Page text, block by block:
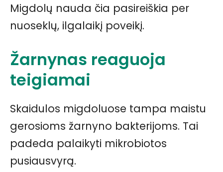
Migdolų nauda čia pasireiškia per
nuoseklų, ilgalaikį poveikį.
Žarnynas reaguoja
teigiamai
Skaidulos migdoluose tampa maistu
gerosioms žarnyno bakterijoms. Tai
padeda palaikyti mikrobiotos
pusiausvyrą.